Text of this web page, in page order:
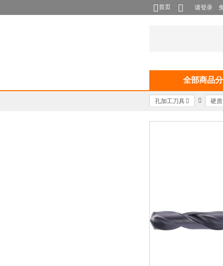
首页 请登录
全部商品
孔加工刀具 硬